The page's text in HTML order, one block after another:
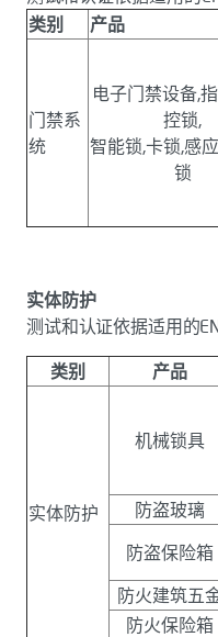
类别
产品
门禁系
统
电子门禁设备,
控锁,
智能锁,卡锁,感
锁
实体防护
测试和认证依据适用的
类别 产品
实体防护
机械锁具
防盗玻璃
防盗保险箱
防火建筑五
防火保险箱